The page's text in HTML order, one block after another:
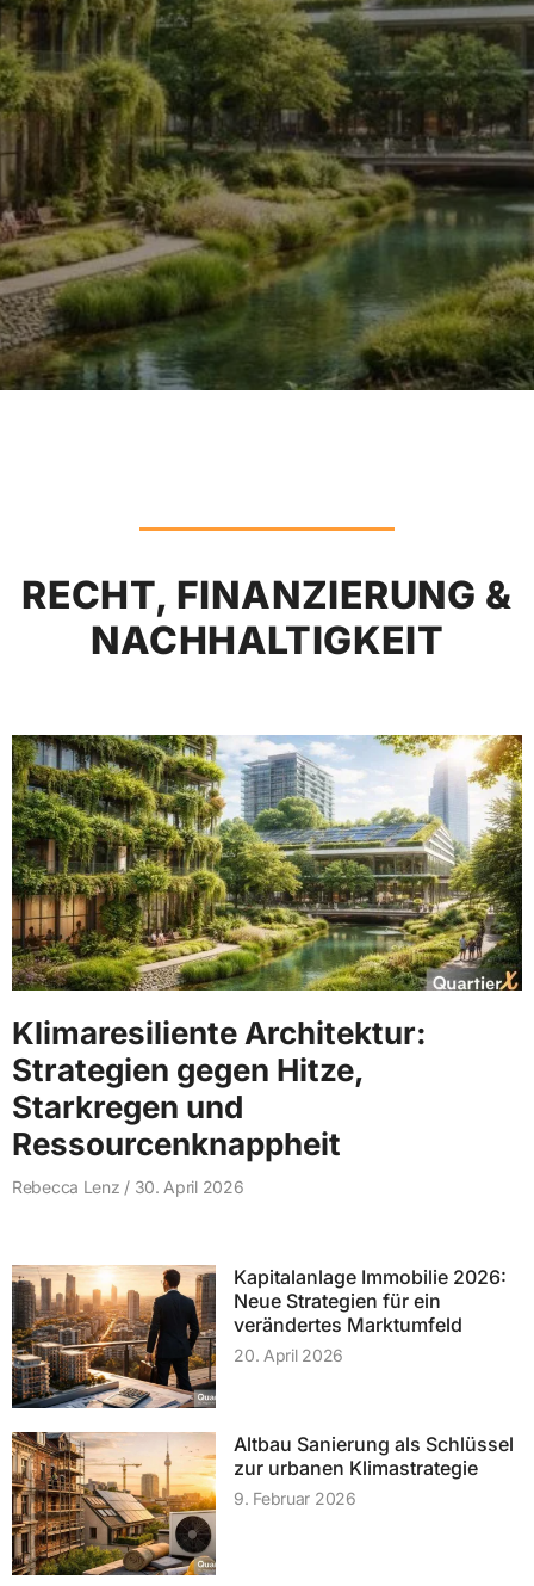
RECHT, FINANZIERUNG &
NACHHALTIGKEIT
Klimaresiliente Architektur:
Strategien gegen Hitze,
Starkregen und
Ressourcenknappheit
Rebecca Lenz 30. April 2026
Kapitalanlage Immobilie 2026:
Neue Strategien für ein
verändertes Marktumfeld
20. April 2026
Altbau Sanierung als Schlüssel
zur urbanen Klimastrategie
9. Februar 2026